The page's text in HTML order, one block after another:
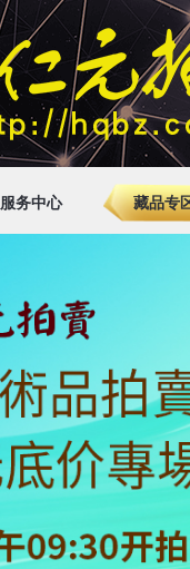
服务中心 藏品专